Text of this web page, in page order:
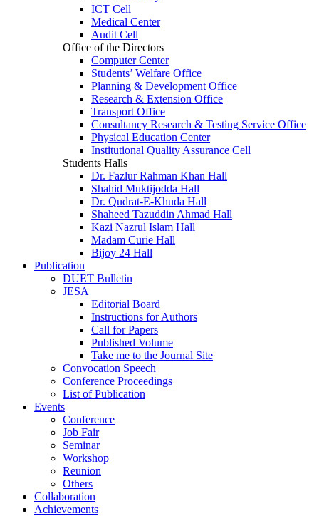
ICT Cell
Medical Center
Audit Cell
Office of the Directors
Computer Center
Students’ Welfare Office
Planning & Development Office
Research & Extension Office
Transport Office
Consultancy Research & Testing Service Office
Physical Education Center
Institutional Quality Assurance Cell
Students Halls
Dr. Fazlur Rahman Khan Hall
Shahid Muktijodda Hall
Dr. Qudrat-E-Khuda Hall
Shaheed Tazuddin Ahmad Hall
Kazi Nazrul Islam Hall
Madam Curie Hall
Bijoy 24 Hall
Publication
DUET Bulletin
JESA
Editorial Board
Instructions for Authors
Call for Papers
Published Volume
Take me to the Journal Site
Convocation Speech
Conference Proceedings
List of Publication
Events
Conference
Job Fair
Seminar
Workshop
Reunion
Others
Collaboration
Achievements